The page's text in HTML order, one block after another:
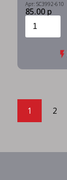
Арт: SC3992-610
85.00 р
1 2